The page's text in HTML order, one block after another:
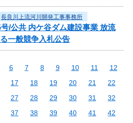
長良川上流河川開発工事事務所
号/公共 内ケ谷ダム建設事業 放流
一般競争入札公告
6 7 8 9 10 11
12
17 18 19 20 21
22
27 28 29 30 31
32
37 38 39 40 41
42